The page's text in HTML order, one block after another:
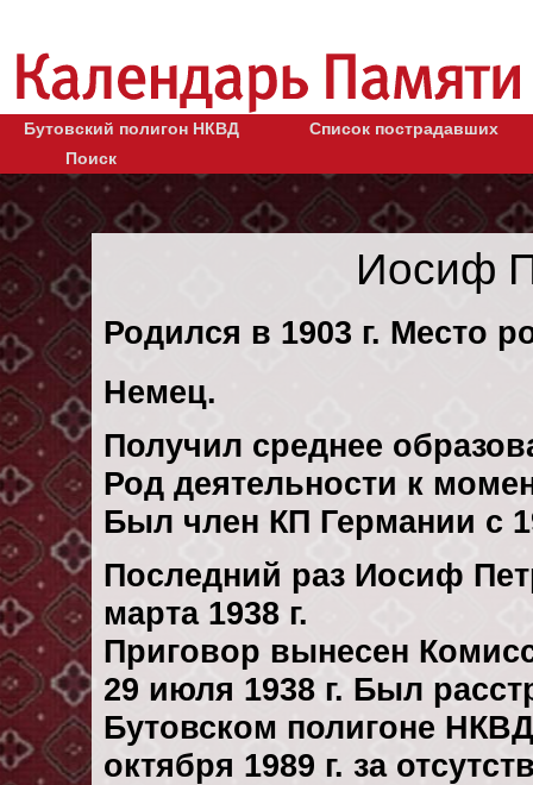
Бутовский полигон НКВД
Список пострадавших
Поиск
Иосиф
Родился в 1903 г. Место
Немец.
Получил среднее
Род деятельности к
Был член КП Германии с
Последний раз Иосиф
марта 1938 г.
Приговор вынесен
29 июля 1938 г. Был
Бутовском полигоне
октября 1989 г. за